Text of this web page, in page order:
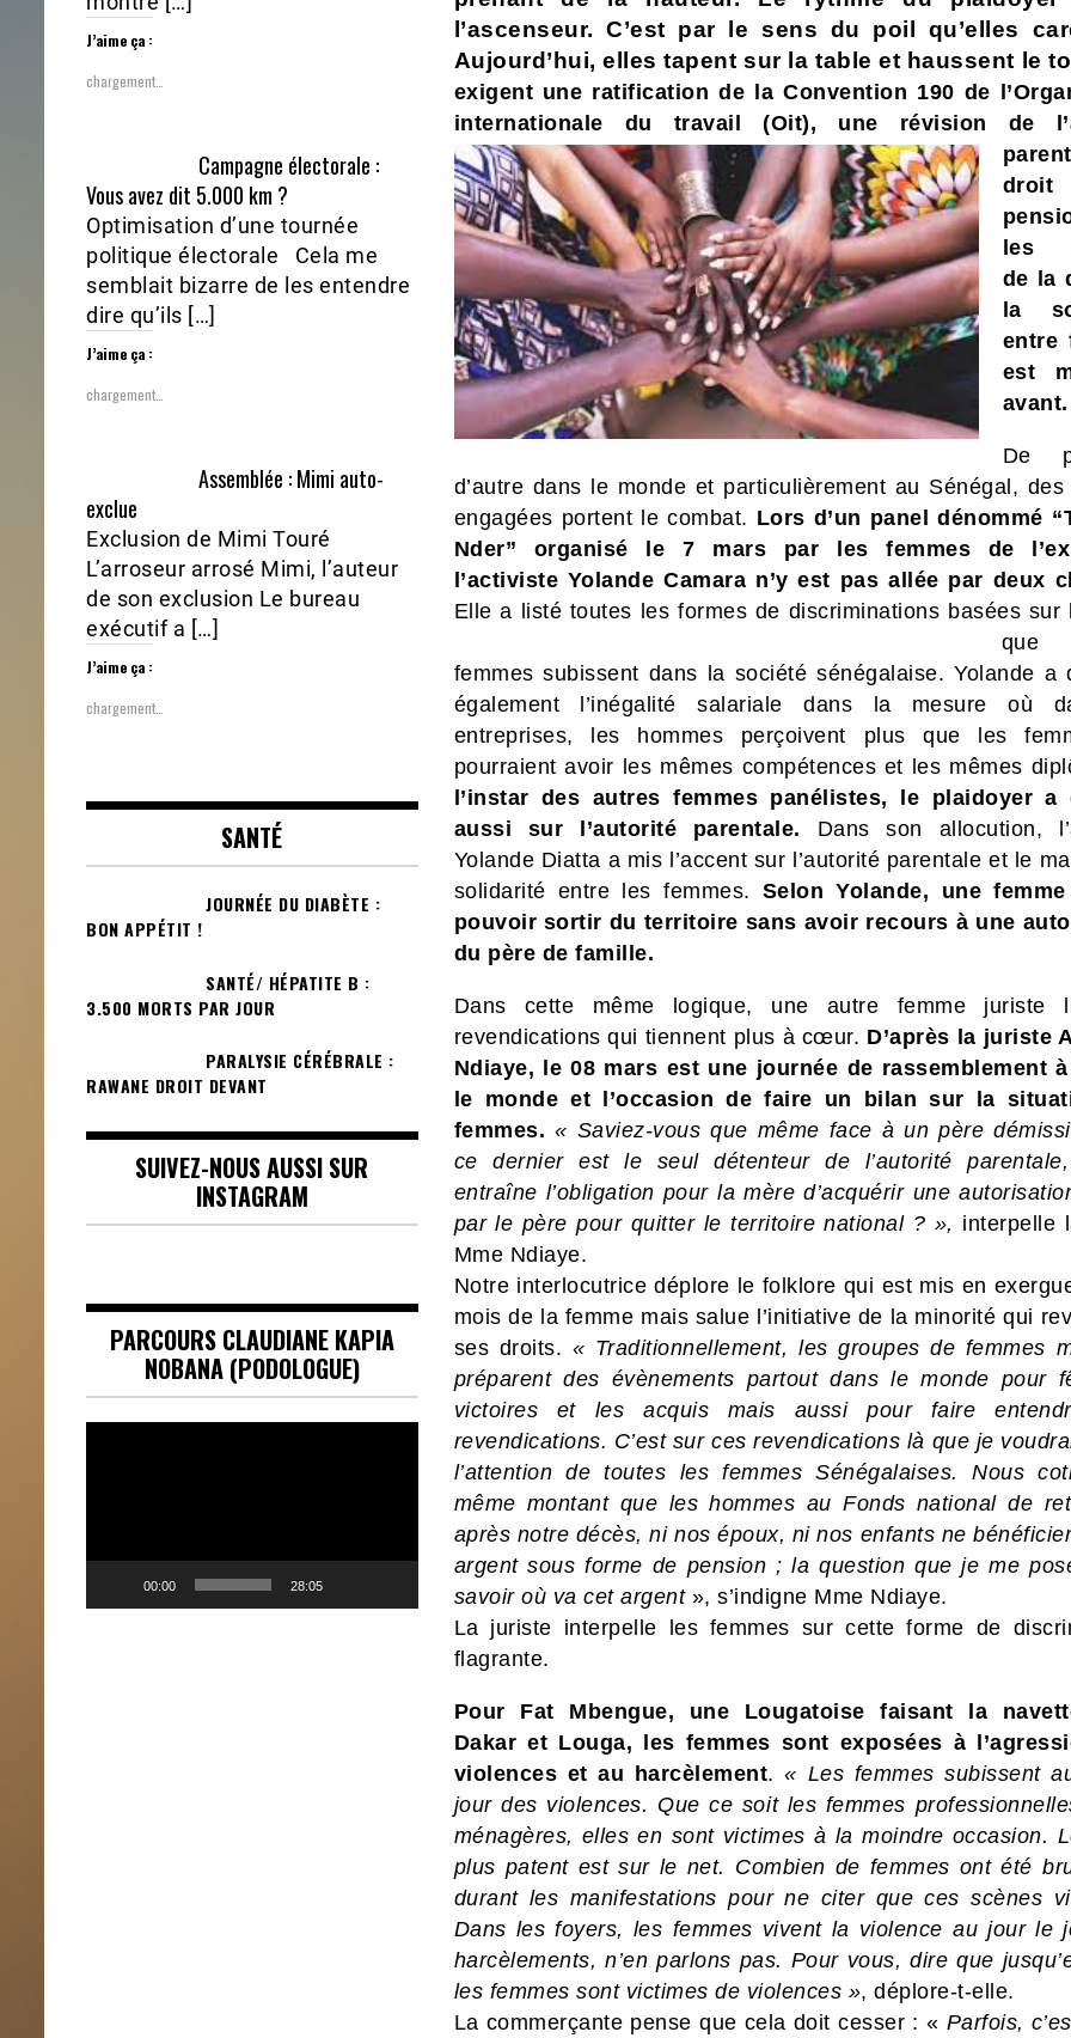
l’ascenseur. C’est par le sens du poil qu’elles
Aujourd’hui, elles tapent sur la table et haussent le
exigent une ratification de la Convention 190 de
internationale du travail (Oit),
une révision de
les
de la
la
entre
est
avant.
De
d’autre dans le monde et particulièrement au Sénégal, des
engagées portent le combat. Lors d’un panel dénommé
Nder” organisé le 7 mars par les femmes de
l’activiste Yolande Camara n’y est pas allée par deux
Elle a listé toutes lesformes de discriminations basées sur
femmes subissent dans la société sénégalaise. Yolande a
également l’inégalité salariale dans la mesure où
entreprises, les hommes perçoivent plus que les
pourraient avoir les mêmes compétences et les mêmes
l’instar des autres femmes panélistes, le plaidoyer a
aussi sur l’autorité parentale. Dans son allocution,
Yolande Diatta a mis l’accent sur l’autorité parentale et le
solidarité entre les femmes. Selon Yolande, une
pouvoir sortir du territoire sans avoir recours à une
du père de famille.
Dans cette même logique, une autre femme juriste
revendications qui tiennent plus à cœur. D’après la juriste
Ndiaye, le 08 mars est une journée de rassemblement
le monde et l’occasion de faire un bilan sur la
femmes. « Saviez-vous que même face à un père
ce dernier est le seul détenteur de l’autorité
entraîne l’obligation pour la mère d’acquérir une
par le père pour quitter le territoire national ? », interpelle
Mme Ndiaye.
Notre interlocutrice déplore le folklore qui est mis en
mois de la femme mais salue l’initiative de la minorité qui
ses droits. « Traditionnellement, les groupes de femmes
préparent des évènements partout dans le monde pour
victoires et les acquis mais aussi pour faire
revendications. C’est sur ces revendications là que je
l’attention de toutes les femmes Sénégalaises. Nous
même montant que les hommes au Fonds national de
après notre décès, ni nos époux, ni nos enfants ne
argent sous forme de pension ; la question que je me
savoir où va cet argent», s’indigne Mme Ndiaye.
La juriste interpelle les femmes sur cette forme de
flagrante.
Pour Fat Mbengue, une Lougatoise faisant la
Dakar et Louga, les femmes sont exposées à
violences et au harcèlement.« Les femmes subissent
jour des violences. Que ce soit les femmes
ménagères, elles en sont victimes à la moindre occasion.
plus patent est sur le net. Combien de femmes ont été
durant les manifestations pour ne citer que ces scènes
Dans les foyers, les femmes vivent la violence au jour le
harcèlements, n’en parlons pas. Pour vous, dire que
les femmes sont victimes de violences », déplore-t-elle.
La commerçante pense que cela doit cesser : « Parfois,
J’aime ça :
chargement…
Campagne électorale :
Vous avez dit 5.000 km ?
Optimisation d’une tournée
politique électorale Cela me
semblait bizarre de les entendre
dire qu’ils […]
J’aime ça :
chargement…
Assemblée : Mimi auto-
exclue
Exclusion de Mimi Touré
L’arroseur arrosé Mimi, l’auteur
de son exclusion Le bureau
exécutif a […]
J’aime ça :
chargement…
SANTÉ
JOURNÉE DU DIABÈTE :
BON APPÉTIT !
SANTÉ/ HÉPATITE B :
3.500 MORTS PAR JOUR
PARALYSIE CÉRÉBRALE :
RAWANE DROIT DEVANT
SUIVEZ-NOUS AUSSI SUR
INSTAGRAM
PARCOURS CLAUDIANE KAPIA
NOBANA (PODOLOGUE)
00:00 28:05